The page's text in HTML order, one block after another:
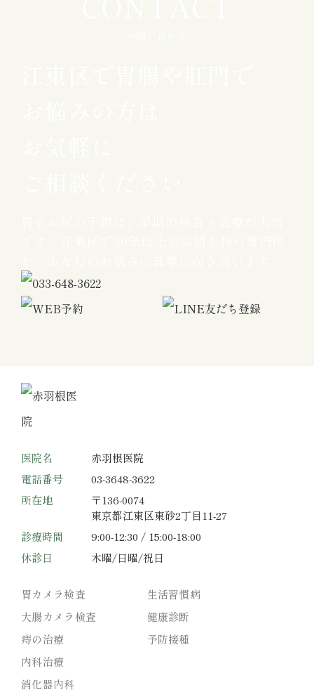
医院名
赤羽根医院
電話番号
03-3648-3622
所在地
〒136-0074
東京都江東区東砂2丁目11-27
診療時間
9:00-12:30 / 15:00-18:00
休診日
木曜/日曜/祝日
胃カメラ検査
大腸カメラ検査
痔の治療
内科治療
消化器内科
生活習慣病
健康診断
予防接種